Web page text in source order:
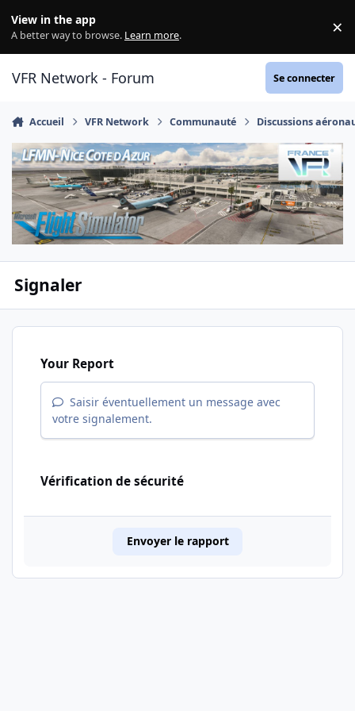
View in the app
A better way to browse. Learn more. ×
VFR Network - Forum Se connecter
Accueil VFR Network Communauté Discussions
Signaler
Your Report
Saisir éventuellement un message avec
votre signalement.
Vérification de sécurité
Envoyer le rapport